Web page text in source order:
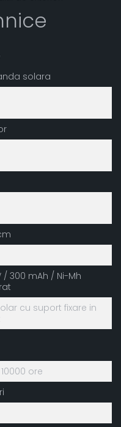
solara
/ 300 mAh / Ni-Mh
cu suport fixare in
ore